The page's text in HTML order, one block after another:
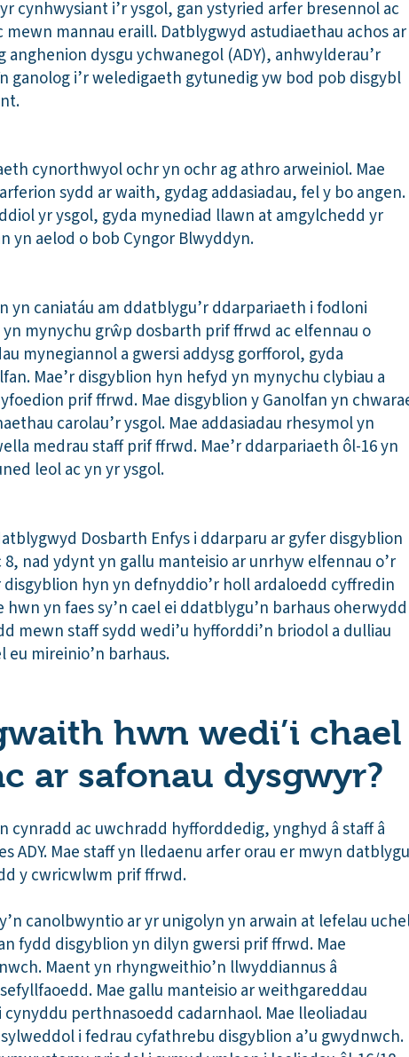
cynhwysiant i’r ysgol, gan ystyried arfer bresennol ac
mannau eraill. Datblygwyd astudiaethau achos ar
dysgu ychwanegol (ADY), anhwylderau’r
ganolog i’r weledigaeth gytunedig yw bod pob disgybl
cynorthwyol ochr yn ochr ag athro arweiniol. Mae
sydd ar waith, gydag addasiadau, fel y bo angen.
yr ysgol, gyda mynediad llawn at amgylchedd yr
yn aelod o bob Cyngor Blwyddyn.
yn caniatáu am ddatblygu’r ddarpariaeth i fodloni
mynychu grŵp dosbarth prif ffrwd ac elfennau o
mynegiannol a gwersi addysg gorfforol, gyda
Mae’r disgyblion hyn hefyd yn mynychu clybiau a
prif ffrwd. Mae disgyblion y Ganolfan yn
carolau’r ysgol. Mae addasiadau rhesymol yn
medrau staff prif ffrwd. Mae’r ddarpariaeth ôl-16 yn
leol ac yn yr ysgol.
Dosbarth Enfys i ddarparu ar gyfer disgyblion
nad ydynt yn gallu manteisio ar unrhyw elfennau o’r
hyn yn defnyddio’r holl ardaloedd cyffredin
yn faes sy’n cael ei ddatblygu’n barhaus oherwydd
mewn staff sydd wedi’u hyfforddi’n briodol a dulliau
mireinio’n barhaus.
hwn wedi’i chael
ar safonau dysgwyr?
cynradd ac uwchradd hyfforddedig, ynghyd â staff â
ADY. Mae staff yn lledaenu arfer orau er mwyn datblygu
y cwricwlwm prif ffrwd.
canolbwyntio ar yr unigolyn yn arwain at lefelau
fydd disgyblion yn dilyn gwersi prif ffrwd. Mae
Maent yn rhyngweithio’n llwyddiannus â
Mae gallu manteisio ar weithgareddau
perthnasoedd cadarnhaol. Mae lleoliadau
i fedrau cyfathrebu disgyblion a’u gwydnwch.